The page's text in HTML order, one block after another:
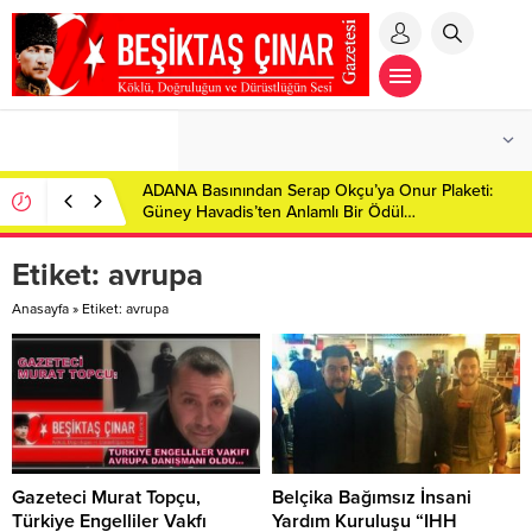
ADANA Basınından Serap Okçu’ya Onur Plaketi:
Güney Havadis’ten Anlamlı Bir Ödül…
Etiket: avrupa
Anasayfa » Etiket: avrupa
Gazeteci Murat Topçu,
Türkiye Engelliler Vakfı
Belçika Bağımsız İnsani
Yardım Kuruluşu “IHH